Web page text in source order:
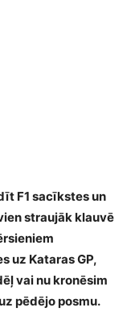
F1 sacīkstes un
straujāk klauvē
uz Kataras GP,
vai nu kronēsim
pēdējo posmu.